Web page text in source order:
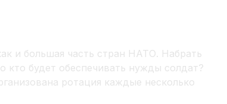
и большая часть стран НАТО. Набрать
будет обеспечивать нужды солдат?
ротация каждые несколько